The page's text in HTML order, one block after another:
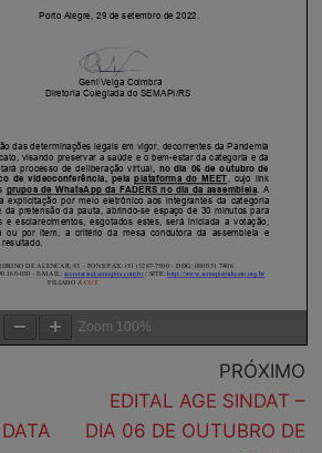
Zoom 100%
PRÓXIMO
EDITAL AGE SINDAT –
DIA 06 DE OUTUBRO DE